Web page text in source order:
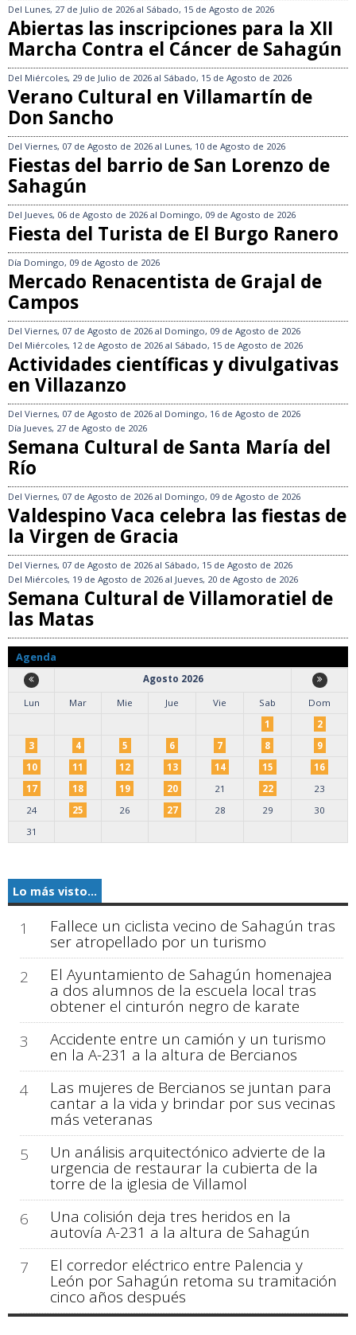
Del Lunes, 27 de Julio de 2026 al Sábado, 15 de Agosto de 2026
Abiertas las inscripciones para la XII
Marcha Contra el Cáncer de Sahagún
Del Miércoles, 29 de Julio de 2026 al Sábado, 15 de Agosto de 2026
Verano Cultural en Villamartín de
Don Sancho
Del Viernes, 07 de Agosto de 2026 al Lunes, 10 de Agosto de 2026
Fiestas del barrio de San Lorenzo de
Sahagún
Del Jueves, 06 de Agosto de 2026 al Domingo, 09 de Agosto de 2026
Fiesta del Turista de El Burgo Ranero
Día Domingo, 09 de Agosto de 2026
Mercado Renacentista de Grajal de
Campos
Del Viernes, 07 de Agosto de 2026 al Domingo, 09 de Agosto de 2026
Del Miércoles, 12 de Agosto de 2026 al Sábado, 15 de Agosto de 2026
Actividades científicas y divulgativas
en Villazanzo
Del Viernes, 07 de Agosto de 2026 al Domingo, 16 de Agosto de 2026
Día Jueves, 27 de Agosto de 2026
Semana Cultural de Santa María del
Río
Del Viernes, 07 de Agosto de 2026 al Domingo, 09 de Agosto de 2026
Valdespino Vaca celebra las fiestas de
la Virgen de Gracia
Del Viernes, 07 de Agosto de 2026 al Sábado, 15 de Agosto de 2026
Del Miércoles, 19 de Agosto de 2026 al Jueves, 20 de Agosto de 2026
Semana Cultural de Villamoratiel de
las Matas
Agenda
Agosto 2026
Lun
Mar Mie Jue Vie Sab
Dom
1
2
3
4 5 6 7 8
9
10
11 12 13 14 15
16
17
18 19 20 21 22
23
24
25 26 27 28 29
30
31
Lo más visto...
1 Fallece un ciclista vecino de Sahagún tras
ser atropellado por un turismo
2
El Ayuntamiento de Sahagún homenajea
a dos alumnos de la escuela local tras
obtener el cinturón negro de karate
3
Accidente entre un camión y un turismo
en la A-231 a la altura de Bercianos
4
Las mujeres de Bercianos se juntan para
cantar a la vida y brindar por sus vecinas
más veteranas
5
Un análisis arquitectónico advierte de la
urgencia de restaurar la cubierta de la
torre de la iglesia de Villamol
6
Una colisión deja tres heridos en la
autovía A-231 a la altura de Sahagún
7
El corredor eléctrico entre Palencia y
León por Sahagún retoma su tramitación
cinco años después